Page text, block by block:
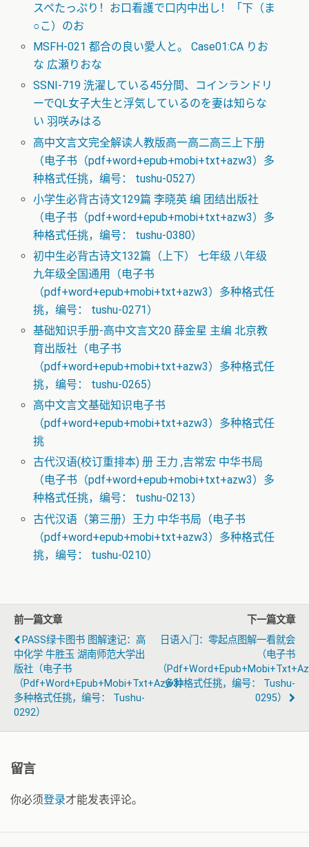
スペたっぷり！お口看護で口内中出し！「下（ま
○こ）のお
MSFH-021 都合の良い愛人と。 Case01:CA りお
な 広瀬りおな
SSNI-719 洗濯している45分間、コインランドリ
ーでQL女子大生と浮気しているのを妻は知らな
い 羽咲みはる
高中文言文完全解读人教版高一高二高三上下册
（电子书（pdf+word+epub+mobi+txt+azw3）多
种格式任挑，编号： tushu-0527）
小学生必背古诗文129篇 李晓英 编 团结出版社
（电子书（pdf+word+epub+mobi+txt+azw3）多
种格式任挑，编号： tushu-0380）
初中生必背古诗文132篇（上下） 七年级 八年级
九年级全国通用（电子书
（pdf+word+epub+mobi+txt+azw3）多种格式任
挑，编号： tushu-0271）
基础知识手册-高中文言文20 薛金星 主编 北京教
育出版社（电子书
（pdf+word+epub+mobi+txt+azw3）多种格式任
挑，编号： tushu-0265）
高中文言文基础知识电子书
（pdf+word+epub+mobi+txt+azw3）多种格式任
挑
古代汉语(校订重排本) 册 王力 ,吉常宏 中华书局
（电子书（pdf+word+epub+mobi+txt+azw3）多
种格式任挑，编号： tushu-0213）
古代汉语（第三册）王力 中华书局（电子书
（pdf+word+epub+mobi+txt+azw3）多种格式任
挑，编号： tushu-0210）
前一篇文章
PASS绿卡图书 图解速记：高
中化学 牛胜玉 湖南师范大学出
版社（电子书
（pdf+word+epub+mobi+txt+azw3）
多种格式任挑，编号： Tushu-
0292）
下一篇文章
日语入门：零起点图解一看就会
（电子书
（
多种格式任挑，编号： Tushu-
0295）
留言
你必须登录才能发表评论。